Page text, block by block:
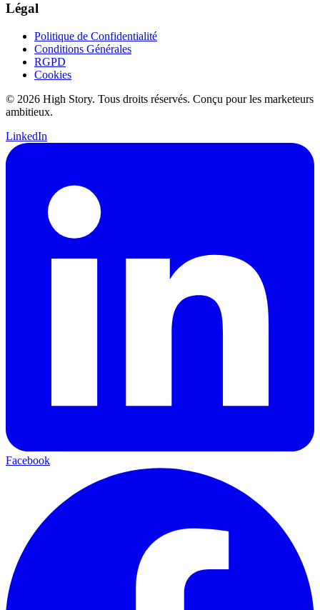
Légal
Politique de Confidentialité
Conditions Générales
RGPD
Cookies
© 2026 High Story. Tous droits réservés. Conçu pour les marketeurs
ambitieux.
LinkedIn
Facebook